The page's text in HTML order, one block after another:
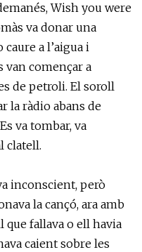
Wish you were
va donar una
a l’aigua i
van començar a
de petroli. El soroll
la ràdio abans de
va tombar, va
clatell.
inconscient, però
la cançó, ara amb
que fallava o ell havia
caient sobre les